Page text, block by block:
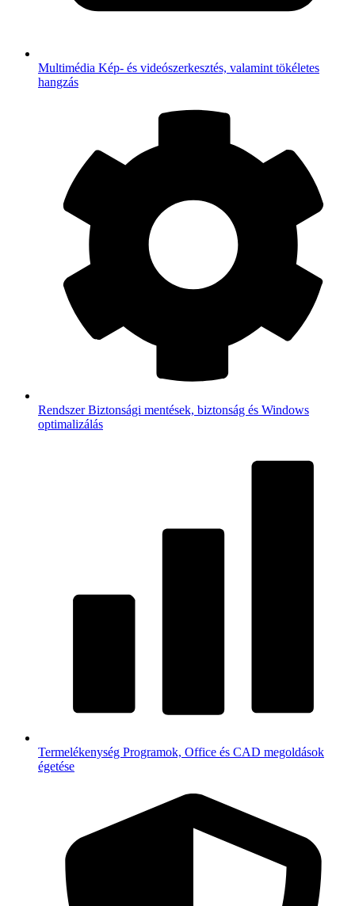
Multimédia Kép- és videószerkesztés, valamint tökéletes
hangzás
RendszerBiztonsági mentések, biztonság és Windows
optimalizálás
Termelékenység Programok, Office és CAD megoldások
égetése